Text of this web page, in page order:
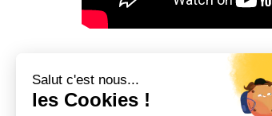
Salut c'est nous...
les Cookies !